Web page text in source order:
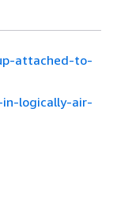
attached-to-
in-logically-air-